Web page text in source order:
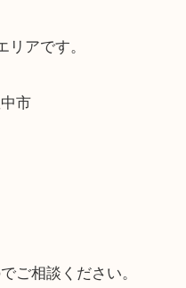
お客様へは近場でも出